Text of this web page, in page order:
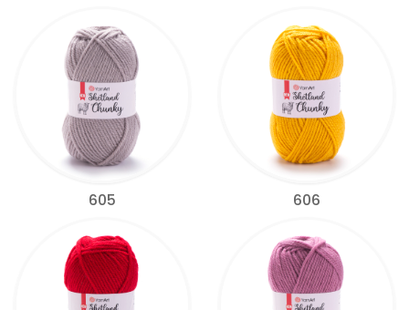
605 606